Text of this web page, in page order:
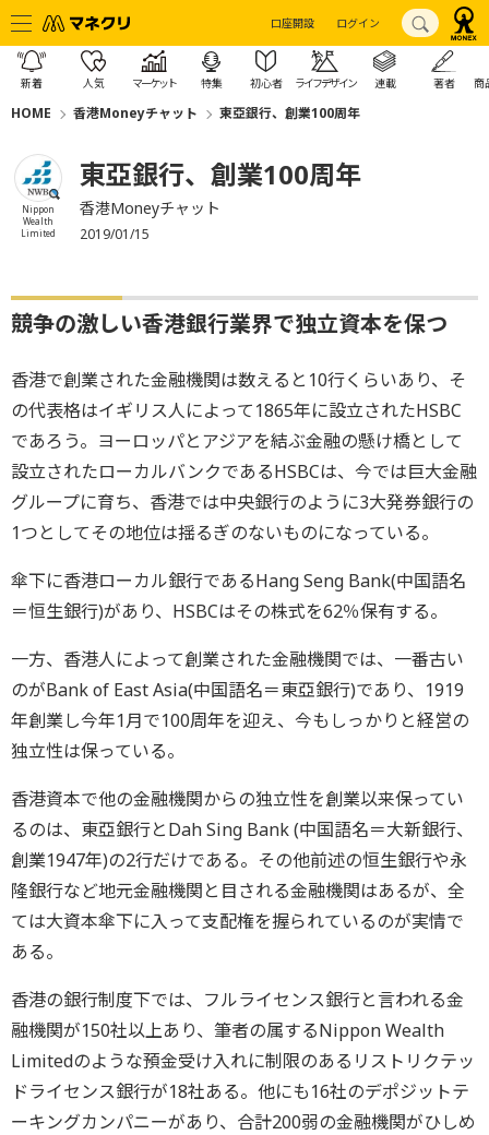
口座開設 ログイン
新着 人気 マーケット 特集 初心者 ライフデザイン 連載 著者 商
HOME 香港Moneyチャット 東亞銀行、創業100周年
Nippon
Wealth
Limited
東亞銀行、創業100周年
香港Moneyチャット
2019/01/15
競争の激しい香港銀行業界で独立資本を保つ
香港で創業された金融機関は数えると10行くらいあり、そ
の代表格はイギリス人によって1865年に設立されたHSBC
であろう。ヨーロッパとアジアを結ぶ金融の懸け橋として
設立されたローカルバンクであるHSBCは、今では巨大金融
グループに育ち、香港では中央銀行のように3大発券銀行の
1つとしてその地位は揺るぎのないものになっている。
傘下に香港ローカル銀行であるHang Seng Bank(中国語名
＝恒生銀行)があり、HSBCはその株式を62％保有する。
一方、香港人によって創業された金融機関では、一番古い
のがBank of East Asia(中国語名＝東亞銀行)であり、1919
年創業し今年1月で100周年を迎え、今もしっかりと経営の
独立性は保っている。
香港資本で他の金融機関からの独立性を創業以来保ってい
るのは、東亞銀行とDah Sing Bank (中国語名＝大新銀行、
創業1947年)の2行だけである。その他前述の恒生銀行や永
隆銀行など地元金融機関と目される金融機関はあるが、全
ては大資本傘下に入って支配権を握られているのが実情で
ある。
香港の銀行制度下では、フルライセンス銀行と言われる金
融機関が150社以上あり、筆者の属するNippon Wealth
Limitedのような預金受け入れに制限のあるリストリクテッ
ドライセンス銀行が18社ある。他にも16社のデポジットテ
ーキングカンパニーがあり、合計200弱の金融機関がひしめ